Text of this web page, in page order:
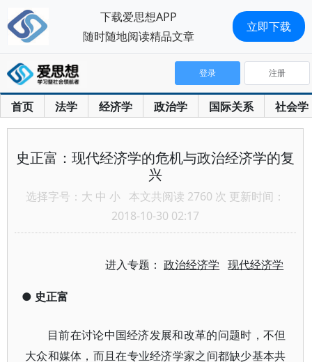
首页 法学 经济学 政治学 国际关系 社会学
登录 注册
史正富：现代经济学的危机与政治经济学的复
兴
选择字号： 大 中 小 本文共阅读 2760 次 更新时间：
2018-10-30 02:17
进入专题：政治经济学 现代经济学
● 史正富
目前在讨论中国经济发展和改革的问题时，不但
大众和媒体，而且在专业经济学家之间都缺少基本共
下载爱思想APP
随时随地阅读精品文章
立即下载